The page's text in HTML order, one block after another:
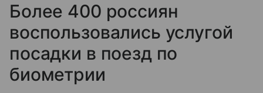
Более 400 россиян
воспользовались услугой
посадки в поезд по
биометрии